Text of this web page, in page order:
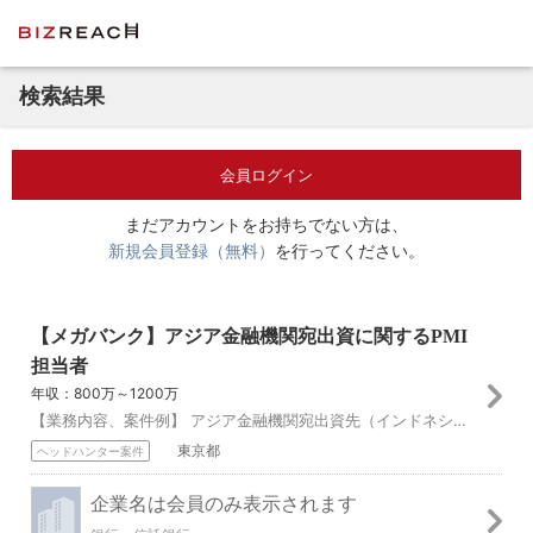
検索結果
会員ログイン
まだアカウントをお持ちでない方は、
新規会員登録（無料） を行ってください。
【メガバンク】アジア金融機関宛出資に関するPMI
担当者
年収：800万～1200万
【業務内容、案件例】 アジア金融機関宛出資先（インドネシア、インド、ベトナム、フィリピン）におけるM＆A（出資・買収・提携）後のPMI業務 ・出資買収先に関す...
ヘッドハンター案件 東京都
企業名は会員のみ表示されます